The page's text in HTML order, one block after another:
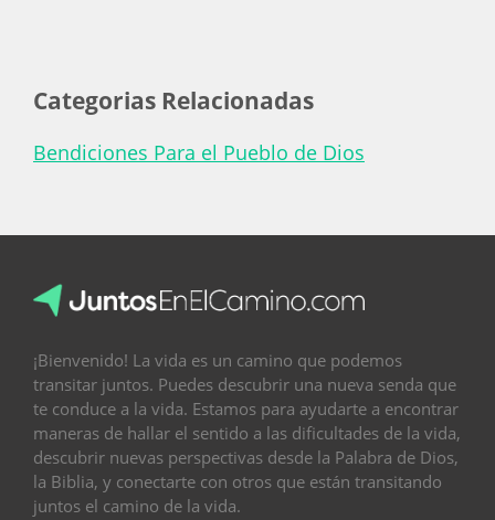
Categorias Relacionadas
Bendiciones Para el Pueblo de Dios
¡Bienvenido! La vida es un camino que podemos
transitar juntos. Puedes descubrir una nueva senda que
te conduce a la vida. Estamos para ayudarte a encontrar
maneras de hallar el sentido a las dificultades de la vida,
descubrir nuevas perspectivas desde la Palabra de Dios,
la Biblia, y conectarte con otros que están transitando
juntos el camino de la vida.